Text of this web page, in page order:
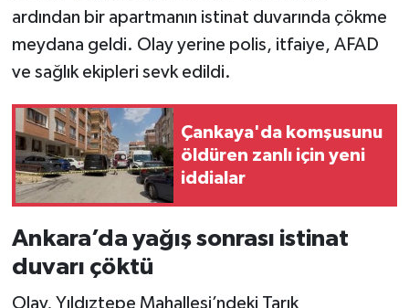
ardından bir apartmanın istinat duvarında çökme
meydana geldi. Olay yerine polis, itfaiye, AFAD
ve sağlık ekipleri sevk edildi.
Çankaya'da komşusunu
öldüren zanlı için yeni
iddialar
Ankara’da yağış sonrası istinat
duvarı çöktü
Olay, Yıldıztepe Mahallesi’ndeki Tarık